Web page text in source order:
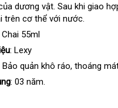
dương vậtbỏ
sỉ
. Sau khi giao
trên cơ thể nơi
với nước.
Chai 55ml
: Lexy
Bảo quản khô ráovệ
, thoáng
: 03 năm.